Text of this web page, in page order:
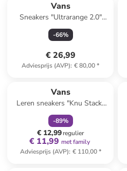
Vans
Sneakers "Ultrarange 2.0"
beige
-66%
€ 26,99
Adviesprijs (AVP): € 80,00*
Vans
Leren sneakers "Knu Stack"
lichtroze/wit
-89%
€ 12,99regulier
€ 11,99 met family
Adviesprijs (AVP): € 110,00*